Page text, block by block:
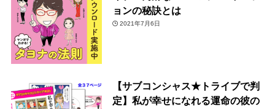
ョンの秘訣とは
2021年7月6日
【サブコンシャス★トライブで判
定】私が幸せになれる運命の彼の